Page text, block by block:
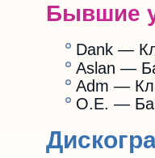
Бывшие
Dank —
Aslan —
Adm —
O.E. —